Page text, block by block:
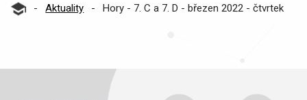
- Aktuality - Hory - 7. C a 7. D - březen 2022 - čtvrtek